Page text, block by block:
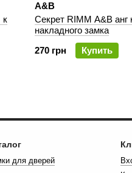
к
A&B
Секрет RIMM A&B анг
накладного замка
270 грн
Купить
для дверей